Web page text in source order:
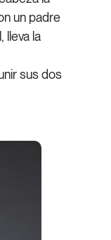
un padre
lleva la
sus dos